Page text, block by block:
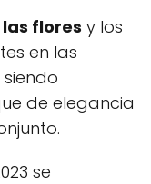
las flores y los
en las
de elegancia
se